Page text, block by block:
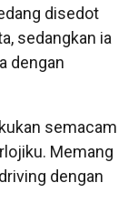
disedot
sedangkan ia
dengan
semacam
Memang
dengan